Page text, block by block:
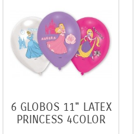
6 GLOBOS 11" LATEX
PRINCESS 4COLOR